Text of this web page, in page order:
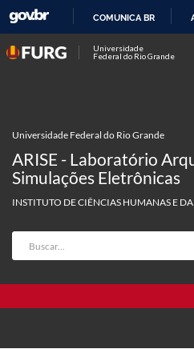
COMUNICA BR
Universidade
Federal do Rio Grande
Universidade Federal do Rio Grande
ARISE - Laboratório
Simulações Eletrônicas
INSTITUTO DE CIÊNCIAS HUMANAS E